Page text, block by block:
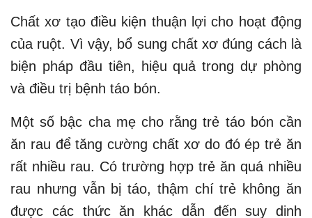
Chất xơ tạo điều kiện thuận lợi cho hoạt động
của ruột. Vì vậy, bổ sung chất xơ đúng cách là
biện pháp đầu tiên, hiệu quả trong dự phòng
và điều trị bệnh táo bón.
Một số bậc cha mẹ cho rằng trẻ táo bón cần
ăn rau để tăng cường chất xơ do đó ép trẻ ăn
rất nhiều rau. Có trường hợp trẻ ăn quá nhiều
rau nhưng vẫn bị táo, thậm chí trẻ không ăn
được các thức ăn khác dẫn đến suy dinh